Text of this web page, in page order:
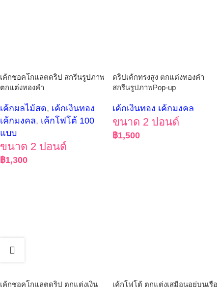
เค้กชอคโกแลตดริป สกรีนรูปภาพ
ตกแต่งทองคำ
เค้กผลไม้สด, เค้กเงินทอง
เค้กมงคล, เค้กโฟโต้ 100
แบบ
ขนาด 2 ปอนด์
฿1,300
ดริปเค้กทรงสูง ตกแต่งทองคำ
สกรีนรูปภาพPop-up
เค้กเงินทอง เค้กมงคล
ขนาด 2 ปอนด์
฿1,500
เค้กชอคโกแลตดริป ตกแต่งเงิน
เค้กโฟโต้ ตกแต่งเสมือนอยู่บนเรือ